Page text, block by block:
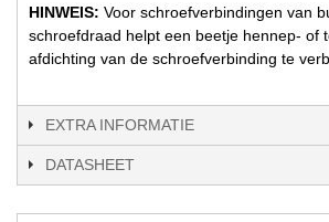
HINWEIS: Voor schroefverbindingen van
schroefdraad helpt een beetje hennep- of
afdichting van de schroefverbinding te
EXTRA INFORMATIE
DATASHEET